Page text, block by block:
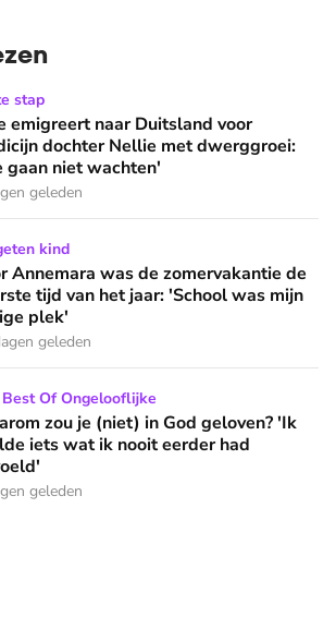
Duitsland voor medicijn dochter
stap
emigreert naar Duitsland voor
dochter Nellie met dwerggroei:
gaan niet wachten'
geleden
de zomervakantie de naarste tijd van
kind
Annemara was de zomervakantie de
tijd van het jaar: 'School was mijn
plek'
geleden
in God geloven? 'Ik voelde iets wat
Of Ongelooflijke
zou je (niet) in God geloven? 'Ik
iets wat ik nooit eerder had
geleden